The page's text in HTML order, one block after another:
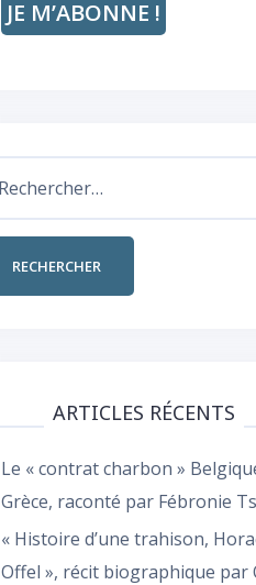
ARTICLES RÉCENTS
Le « contrat charbon »
Grèce, raconté par Fébronie
« Histoire d’une trahison,
Offel », récit biographique par